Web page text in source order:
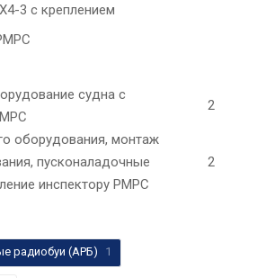
3 с креплением
судна с
2
оборудования, монтаж
пусконаладочные
инспектору РМРС
2
радиобуи (АРБ) 1